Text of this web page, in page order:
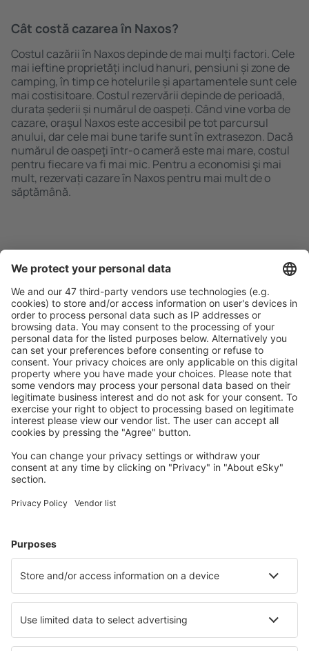
Cât costă cazarea în Naxos?
Costul cazării în Naxos depinde de mai mulți factori. Cele
mai ieftine proprietăți includ hanuri, pensiuni și zone de
camping, în timp ce hotelurile și apartamentele sunt cele
mai costisitoare. Costul rezervării depinde de perioadă,
durata șederii și numărul de oaspeți. Când vine vorba de
cazare, oraşul Naxos este accesibil pe tot parcursul
anului, dar cele mai bune tarife sunt în extrasezon. Dacă
numărul de oaspeţi ȋntr-o cameră este mai mare, costul
pentru fiecare va fi mai mic. Pentru a economisi şi mai
mult, rezervați cazare în Naxos pentru mai mult de o
săptămână.
Caută rapid şi uşor
Ofertă adaptată aşteptărilor tale.
Planifică ȋn siguranţă
Rezervare fără griji cu opțiune gratuită de anulare.
Economiseşte mai mult
Prețuri atractive și oferte speciale pentru utilizatorii
conectați.
Alege din peste 1,3 mil. de opţiuni: hoteluri, cabane,
apartamente și altele.
Cazare în Grecia - Orașe populare
Cazare în Atena Cazare în Rethimnon
Cazare în Chania Cazare în Paros
Cazare în Ornos Cazare în Kamari Cazare în Kavala